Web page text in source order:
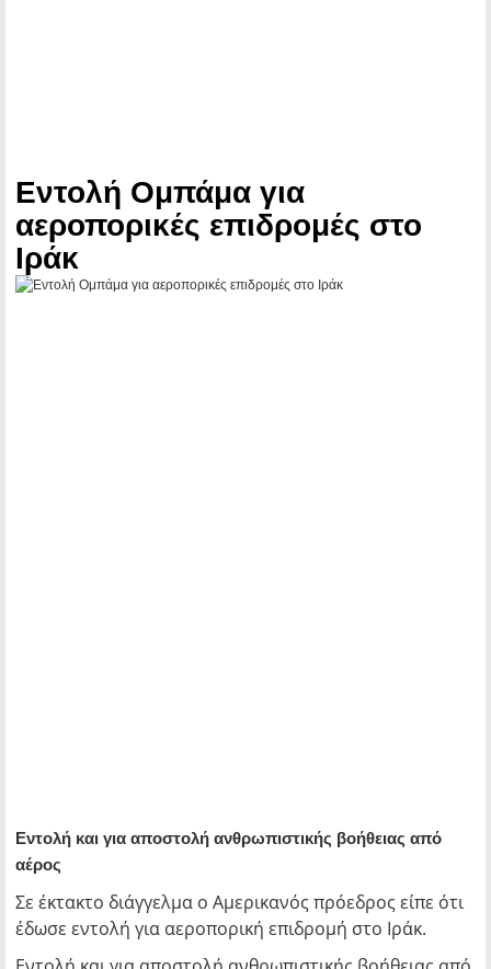
Εντολή Ομπάμα για
αεροπορικές επιδρομές στο
Ιράκ
Εντολή και για αποστολή ανθρωπιστικής βοήθειας από
αέρος
Σε έκτακτο διάγγελμα ο Aμερικανός πρόεδρος είπε ότι
έδωσε εντολή για αεροπορική επιδρομή στο Ιράκ.